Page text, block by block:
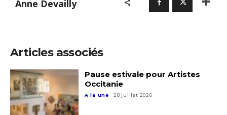
J'accepte lestermes et conditions
Nom
Prénom
Anne Devailly
Articles associés
Pause estivale pour Artistes
Occitanie
A la une 28 juillet 2026